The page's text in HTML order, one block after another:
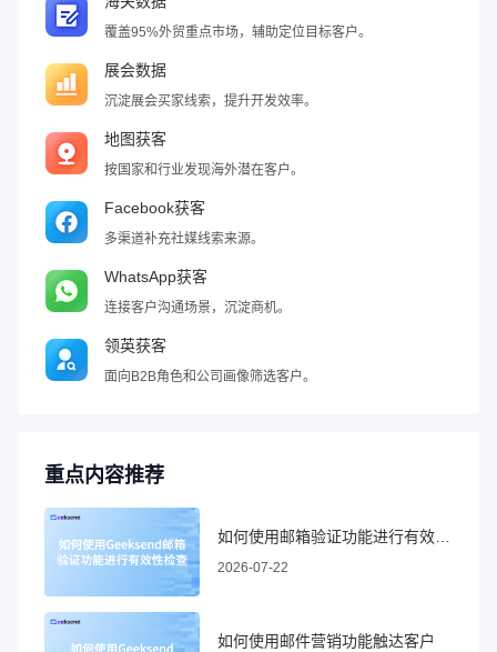
覆盖95%外贸重点市场，辅助定位目标客户。
展会数据
沉淀展会买家线索，提升开发效率。
地图获客
按国家和行业发现海外潜在客户。
Facebook获客
多渠道补充社媒线索来源。
WhatsApp获客
连接客户沟通场景，沉淀商机。
领英获客
面向B2B角色和公司画像筛选客户。
重点内容推荐
2026-07-22
如何使用邮件营销功能触达客户